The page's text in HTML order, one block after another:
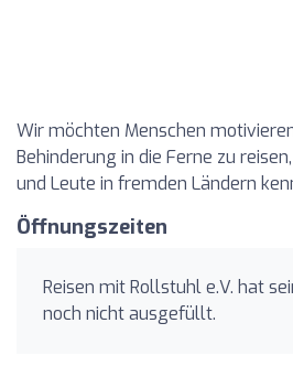
Wir möchten Menschen
Behinderung in die Ferne zu
und Leute in fremden Ländern
Öffnungszeiten
Reisen mit Rollstuhl e.V. hat
noch nicht ausgefüllt.